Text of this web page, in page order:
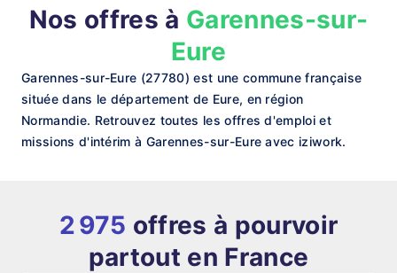
Nos offres à Garennes-sur-
Eure
Garennes-sur-Eure (27780) est une commune française
située dans le département de Eure, en région
Normandie. Retrouvez toutes les offres d'emploi et
missions d'intérim à Garennes-sur-Eure avec iziwork.
2 975 offres à pourvoir
partout en France